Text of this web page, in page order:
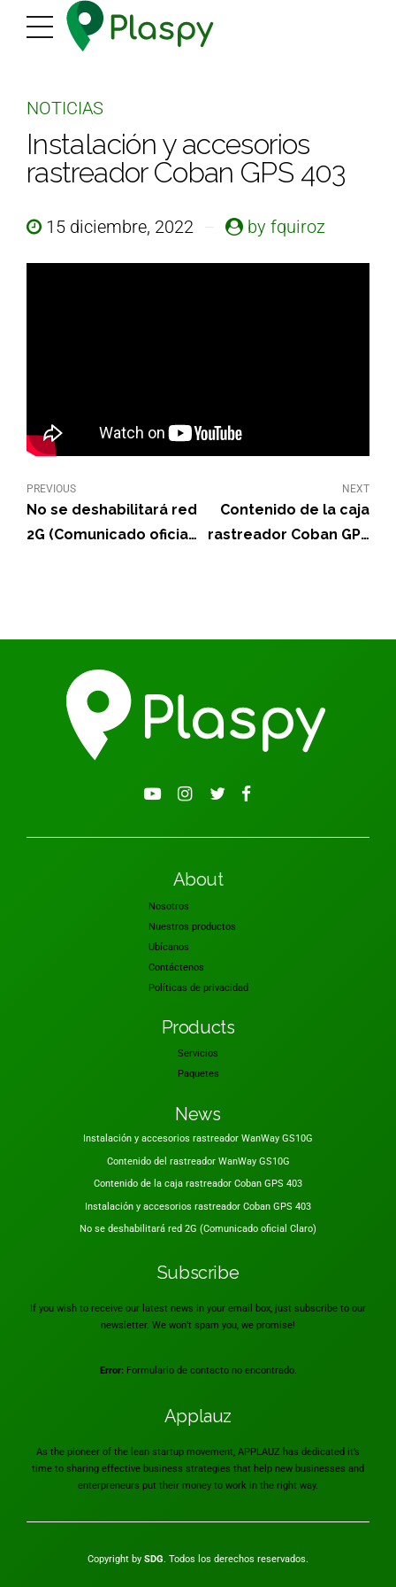
NOTICIAS
Instalación y accesorios
rastreador Coban GPS 403
15 diciembre, 2022 by fquiroz
PREVIOUS
No se deshabilitará red
2G (Comunicado oficial
NEXT
Contenido de la caja
rastreador Coban GPS
About
Nosotros
Nuestros productos
Ubícanos
Contáctenos
Políticas de privacidad
Products
Servicios
Paquetes
News
Instalación y accesorios rastreador WanWay GS10G
Contenido del rastreador WanWay GS10G
Contenido de la caja rastreador Coban GPS 403
Instalación y accesorios rastreador Coban GPS 403
No se deshabilitará red 2G (Comunicado oficial Claro)
Subscribe
If you wish to receive our latest news in your email box, just subscribe to our
newsletter. We won’t spam you, we promise!
Error:Formulario de contacto no encontrado.
Applauz
As the pioneer of the lean startup movement, APPLAUZ has dedicated it’s
time to sharing effective business strategies that help new businesses and
enterpreneurs put their money to work in the right way.
Copyright by SDG. Todos los derechos reservados.